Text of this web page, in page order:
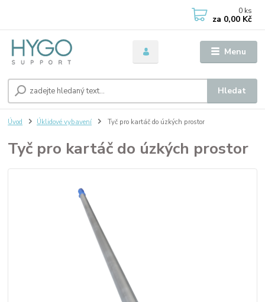
Menu
Hledat
0 ks
za 0,00 Kč
Úvod Úklidové vybavení Tyč pro kartáč do úzkých prostor
Tyč pro kartáč do úzkých prostor